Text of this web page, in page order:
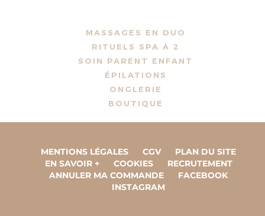
MASSAGES EN DUO
RITUELS SPA À 2
SOIN PARENT ENFANT
ÉPILATIONS
ONGLERIE
BOUTIQUE
MENTIONS LÉGALES CGV
PLAN DU SITE
EN SAVOIR +
COOKIES
RECRUTEMENT
ANNULER MA COMMANDE
FACEBOOK
INSTAGRAM